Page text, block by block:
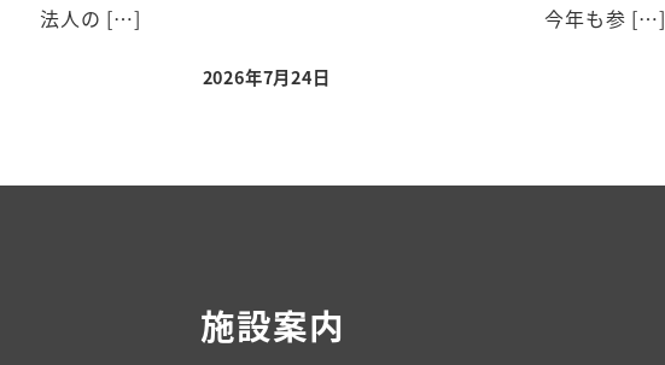
法人の […]
2026年7月24日
今年も参 […]
施設案内